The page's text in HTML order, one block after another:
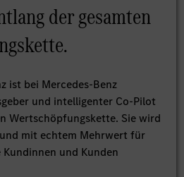
der gesamten
ist bei Mercedes-Benz
und intelligenter Co-Pilot
Wertschöpfungskette. Sie wird
mit echtem Mehrwert für
und Kunden